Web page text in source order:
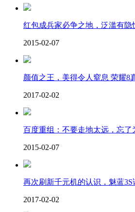
红包成兵家必争之地，泛滥有隐
2015-02-07
颜值之王，美得令人窒息 荣耀8
2017-02-02
百度重组：不要走地太远，忘了
2015-02-07
再次刷新千元机的认识，魅蓝3S
2017-02-02